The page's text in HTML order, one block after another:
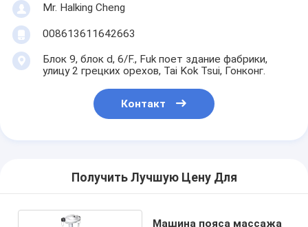
Mr. Halking Cheng
008613611642663
Блок 9, блок d, 6/F., Fuk поет здание фабрики,
улицу 2 грецких орехов, Tai Kok Tsui, Гонконг.
Контакт
Получить Лучшую Цену Для
Машина пояса массажа